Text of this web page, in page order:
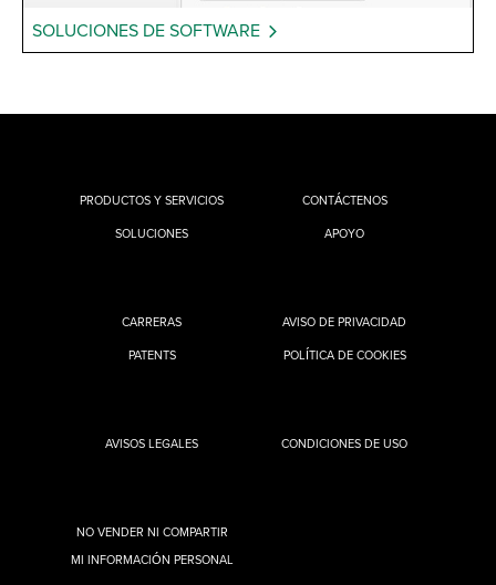
SOLUCIONES DE SOFTWARE
PRODUCTOS Y SERVICIOS
SOLUCIONES
CONTÁCTENOS
APOYO
CARRERAS
PATENTS
AVISO DE PRIVACIDAD
POLÍTICA DE COOKIES
AVISOS LEGALES CONDICIONES DE USO
NO VENDER NI COMPARTIR
MI INFORMACIÓN PERSONAL